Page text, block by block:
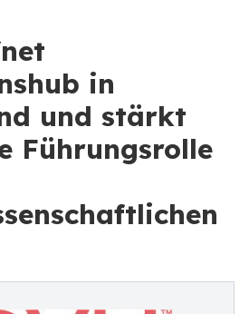
in
und stärkt
Führungsrolle